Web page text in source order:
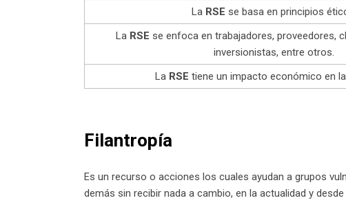
La RSE se basa en principios
La RSE se enfoca en trabajadores, proveedores,
inversionistas, entre otros.
La RSE tiene un impacto económico en
Filantropía
Es un recurso o acciones los cuales ayudan a grupos
demás sin recibir nada a cambio, en la actualidad y